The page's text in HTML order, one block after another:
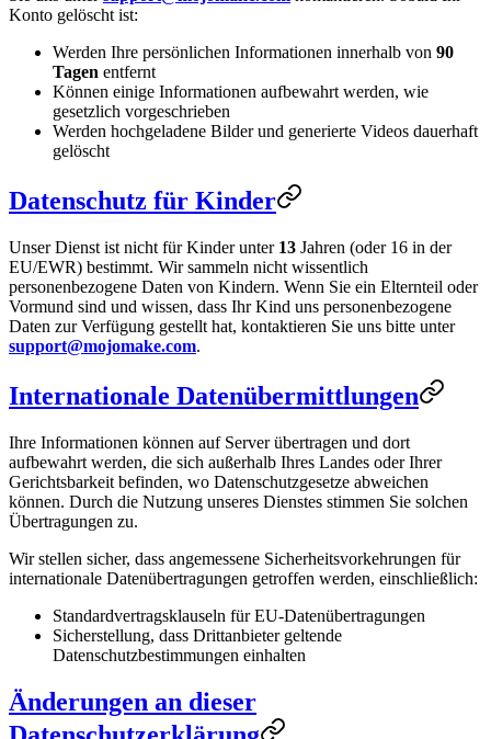
Konto gelöscht ist:
Werden Ihre persönlichen Informationen innerhalb von 90
Tagen entfernt
Können einige Informationen aufbewahrt werden, wie
gesetzlich vorgeschrieben
Werden hochgeladene Bilder und generierte Videos dauerhaft
gelöscht
Datenschutz für Kinder
Unser Dienst ist nicht für Kinder unter 13 Jahren (oder 16 in der
EU/EWR) bestimmt. Wir sammeln nicht wissentlich
personenbezogene Daten von Kindern. Wenn Sie ein Elternteil oder
Vormund sind und wissen, dass Ihr Kind uns personenbezogene
Daten zur Verfügung gestellt hat, kontaktieren Sie uns bitte unter
support@mojomake.com.
Internationale Datenübermittlungen
Ihre Informationen können auf Server übertragen und dort
aufbewahrt werden, die sich außerhalb Ihres Landes oder Ihrer
Gerichtsbarkeit befinden, wo Datenschutzgesetze abweichen
können. Durch die Nutzung unseres Dienstes stimmen Sie solchen
Übertragungen zu.
Wir stellen sicher, dass angemessene Sicherheitsvorkehrungen für
internationale Datenübertragungen getroffen werden, einschließlich:
Standardvertragsklauseln für EU-Datenübertragungen
Sicherstellung, dass Drittanbieter geltende
Datenschutzbestimmungen einhalten
Änderungen an dieser